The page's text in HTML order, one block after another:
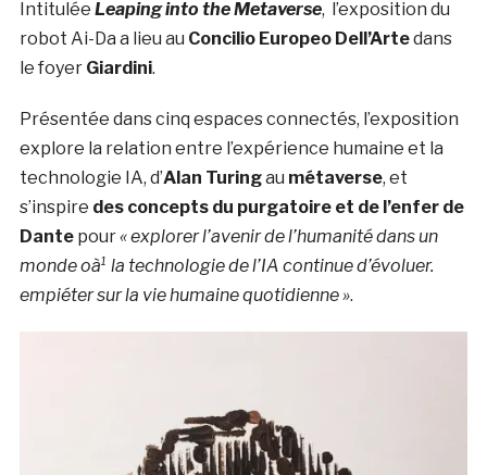
Intitulée Leaping into the Metaverse, l’exposition du
robot Ai-Da a lieu au Concilio Europeo Dell’Artedans
le foyer Giardini.
Présentée dans cinq espaces connectés, l’exposition
explore la relation entre l’expérience humaine et la
technologie IA, d’Alan Turingau métaverse, et
s’inspire des concepts du purgatoire et de l’enfer de
Dantepour« explorer l’avenir de l’humanité dans un
monde oà¹ la technologie de l’IA continue d’évoluer.
empiéter sur la vie humaine quotidienne ».